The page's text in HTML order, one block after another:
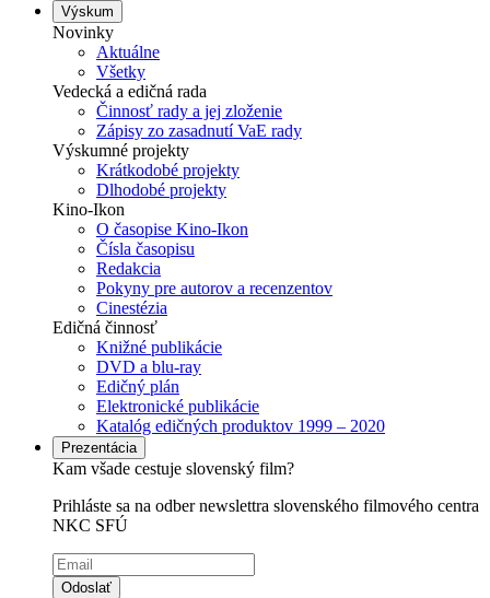
Výskum
Novinky
Aktuálne
Všetky
Vedecká a edičná rada
Činnosť rady a jej zloženie
Zápisy zo zasadnutí VaE rady
Výskumné projekty
Krátkodobé projekty
Dlhodobé projekty
Kino-Ikon
O časopise Kino-Ikon
Čísla časopisu
Redakcia
Pokyny pre autorov a recenzentov
Cinestézia
Edičná činnosť
Knižné publikácie
DVD a blu-ray
Edičný plán
Elektronické publikácie
Katalóg edičných produktov 1999 – 2020
Prezentácia
Kam všade cestuje slovenský film?
Prihláste sa na odber newslettra slovenského filmového centra
NKC SFÚ
Odoslať